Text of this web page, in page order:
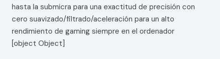
hasta la submicra para una exactitud de precisión con
cero suavizado/filtrado/aceleración para un alto
rendimiento de gaming siempre en el ordenador
[object Object]